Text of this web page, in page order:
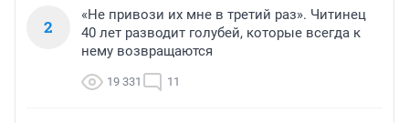
2
«Не привози их мне в третий раз». Читинец
40 лет разводит голубей, которые всегда к
нему возвращаются
19 331 11